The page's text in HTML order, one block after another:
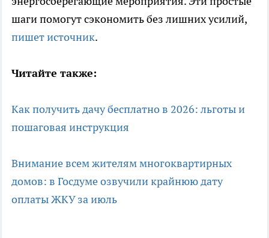
шаги помогут сэкономить без лишних усилий,
пишет источник.
Читайте также:
Как получить дачу бесплатно в 2026: льготы и
пошаговая инструкция
Внимание всем жителям многоквартирных
домов: в Госдуме озвучили крайнюю дату
оплаты ЖКУ за июль